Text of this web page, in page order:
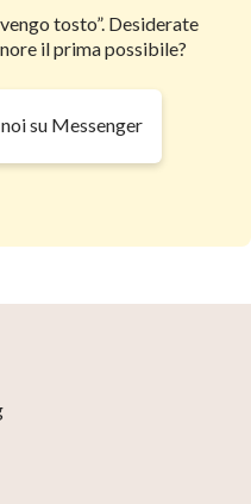
tosto”. Desiderate
il prima possibile?
su Messenger